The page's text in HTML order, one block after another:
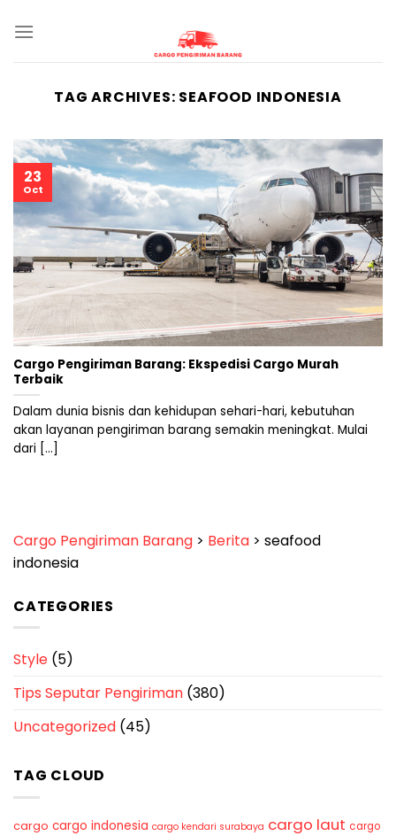
TAG ARCHIVES: SEAFOOD INDONESIA
Cargo Pengiriman Barang: Ekspedisi Cargo Murah
Terbaik
Dalam dunia bisnis dan kehidupan sehari-hari, kebutuhan
akan layanan pengiriman barang semakin meningkat. Mulai
dari [...]
23
Oct
Cargo Pengiriman Barang > Berita > seafood
indonesia
CATEGORIES
Style (5)
Tips Seputar Pengiriman (380)
Uncategorized (45)
TAG CLOUD
cargo cargo indonesia cargo kendari surabaya cargo laut cargo